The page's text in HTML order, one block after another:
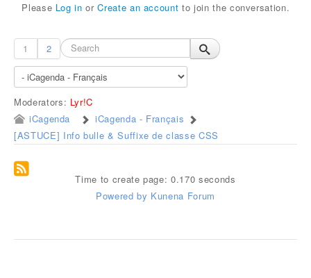
Please Log in orCreate an account to join the conversation.
1 2
Moderators: Lyr!C
iCagenda
iCagenda - Français
[ASTUCE] Info bulle & Suffixe de classe CSS
Time to create page: 0.170 seconds
Powered by Kunena Forum